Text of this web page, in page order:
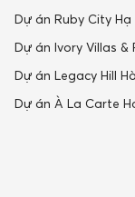
Dự án Ruby City Hạ
Dự án Ivory Villas &
Dự án Legacy Hill
Dự án À La Carte